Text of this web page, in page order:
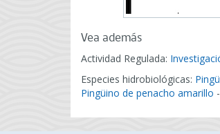
Vea además
Actividad Regulada:
Especies hidrobiológicas:
Pingüino de penacho amarillo -